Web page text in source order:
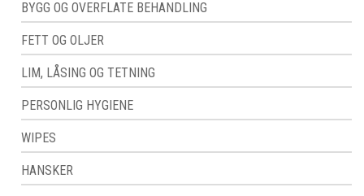
BYGG OG OVERFLATE BEHANDLING
FETT OG OLJER
LIM, LÅSING OG TETNING
PERSONLIG HYGIENE
WIPES
HANSKER